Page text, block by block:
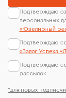
*для новых
Подтверждаю
персональных
«Ювелирный
Подтверждаю
«Залог Успеха
Подтверждаю
рассылок